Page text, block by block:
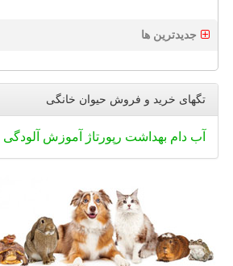
جدیدترین ها
تگهای خرید و فروش حیوان خانگی
آب دام بهداشت رپورتاژ آموزش آلودگی